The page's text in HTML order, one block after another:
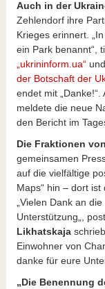
Auch in der
Zehlendorf ihre
Krieges erinnert.
ein Park benannt“,
„ukrininform.ua“
der Botschaft der
endet mit „Danke!“.
meldete die neue
den Bericht im
Die Fraktionen
gemeinsamen
auf die vielfältige
Maps“ hin – dort
Vielen Dank an
Unterstützung „,
Likhatskajaschrieb:
Einwohner von
danke für eure
„Die Benennung